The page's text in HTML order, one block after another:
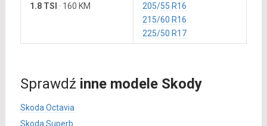
1.8 TSI · 160 KM
205/55 R16
215/60 R16
225/50 R17
Sprawdź inne modele Skody
Skoda Octavia
Skoda Superb